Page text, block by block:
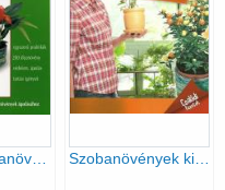
Szobanövények kisméretű levelekkel - Családi füzetek - 4.